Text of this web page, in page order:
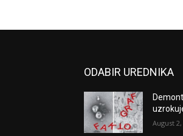
ODABIR UREDNIKA
August 2,